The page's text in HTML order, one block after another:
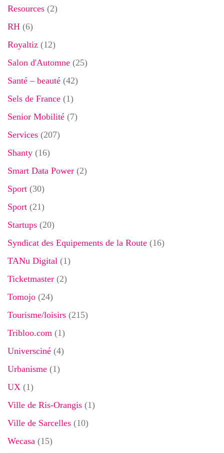
Resources (2)
RH (6)
Royaltiz (12)
Salon d'Automne (25)
Santé – beauté (42)
Sels de France (1)
Senior Mobilité (7)
Services (207)
Shanty (16)
Smart Data Power (2)
Sport (30)
Sport (21)
Startups (20)
Syndicat des Equipements de la Route (16)
TANu Digital (1)
Ticketmaster (2)
Tomojo (24)
Tourisme/loisirs (215)
Tribloo.com (1)
Universciné (4)
Urbanisme (1)
UX (1)
Ville de Ris-Orangis (1)
Ville de Sarcelles (10)
Wecasa (15)